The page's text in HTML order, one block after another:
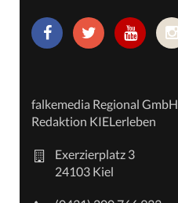
falkemedia Regional GmbH
Redaktion KIELerleben
Exerzierplatz 3
24103 Kiel